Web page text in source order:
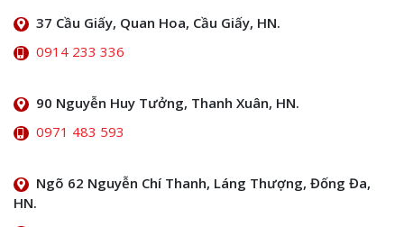
37 Cầu Giấy, Quan Hoa, Cầu Giấy, HN.
0914 233 336
90 Nguyễn Huy Tưởng, Thanh Xuân, HN.
0971 483 593
Ngõ 62 Nguyễn Chí Thanh, Láng Thượng, Đống Đa,
HN.